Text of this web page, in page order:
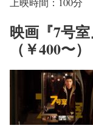
映画『7号
（￥400〜）